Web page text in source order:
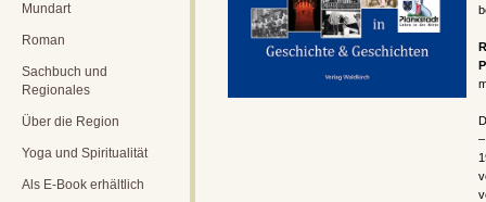
Mundart
Roman
Sachbuch und
Regionales
Über die Region
Yoga und Spiritualität
Als E-Book erhältlich